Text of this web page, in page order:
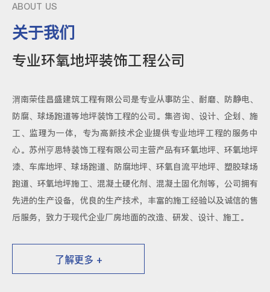
ABOUT US
关于我们
专业环氧地坪装饰工程公司
渭南荣佳昌盛建筑工程有限公司是专业从事防尘、耐磨、防静电、
防腐、球场跑道等地坪装饰工程的公司。集咨询、设计、企划、施
工、监理为一体，专为高新技术企业提供专业地坪工程的服务中
心。苏州亨思特装饰工程有限公司主营产品有环氧地坪、环氧地坪
漆、车库地坪、球场跑道、防腐地坪、环氧自流平地坪、塑胶球场
跑道、环氧地坪施工、混凝土硬化剂、混凝土固化剂等，公司拥有
先进的生产设备，优良的生产技术，丰富的施工经验以及诚信的售
后服务，致力于现代企业厂房地面的改造、研发、设计、施工。
了解更多 +